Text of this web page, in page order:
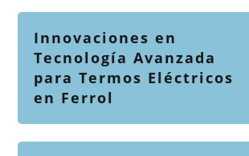
Innovaciones en
Tecnología Avanzada
para Termos Eléctricos
en Ferrol